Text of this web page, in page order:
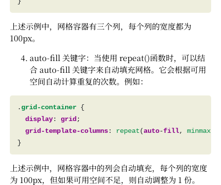
上述示例中，网格容器有三个列，每个列的宽度都为
100px。
auto-fill 关键字：当使用 repeat()函数时，可以结
合 auto-fill 关键字来自动填充网格。它会根据可用
空间自动计算重复的次数。例如：
.grid-container
display: grid
grid-template-columns: repeat(auto-fill, minmax
上述示例中，网格容器中的列会自动填充，每个列的宽度
为 100px，但如果可用空间不足，则自动调整为 1 份。